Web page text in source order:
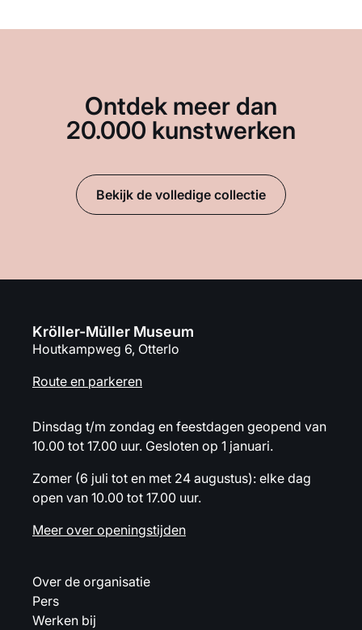
Ontdek meer dan
20.000 kunstwerken
Bekijk de volledige collectie
Kröller-Müller Museum
Houtkampweg 6, Otterlo
Route en parkeren
Dinsdag t/m zondag en feestdagen geopend van
10.00 tot 17.00 uur. Gesloten op 1 januari.
Zomer (6 juli tot en met 24 augustus): elke dag
open van 10.00 tot 17.00 uur.
Meer over openingstijden
Over de organisatie
Pers
Werken bij